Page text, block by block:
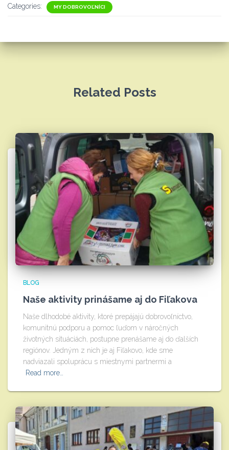
Categories: MY DOBROVOĽNÍCI
Related Posts
BLOG
Naše aktivity prinášame aj do Fiľakova
Naše dlhodobé aktivity, ktoré prepájajú dobrovoľníctvo,
komunitnú podporu a pomoc ľuďom v náročných
životných situáciách, postupne prenášame aj do ďalších
regiónov. Jedným z nich je aj Fiľakovo, kde sme
nadviazali spoluprácu s miestnymi partnermi a
Read more…